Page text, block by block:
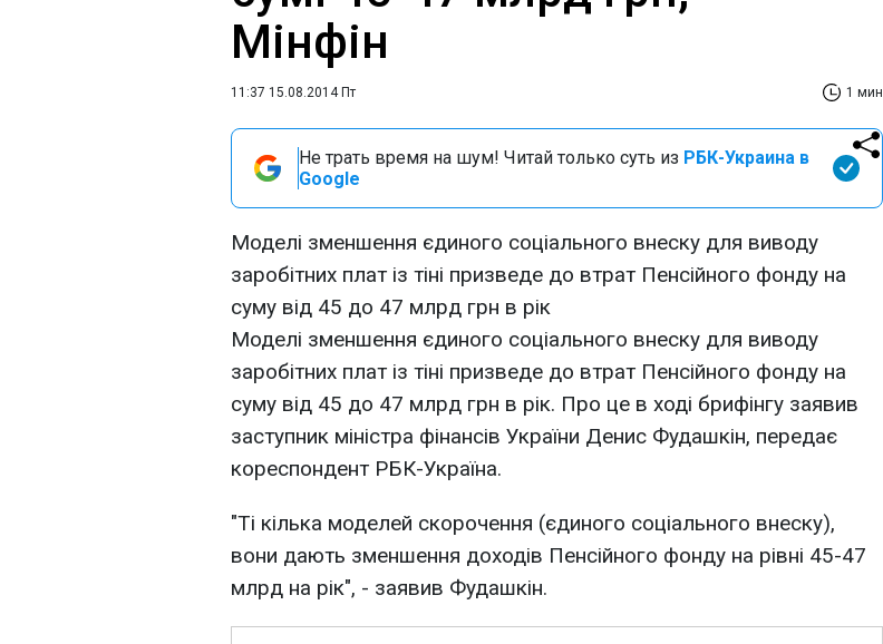
Мінфін
11:37 15.08.2014 Пт 1 мин
Не трать время на шум! Читай только суть из РБК-Украина в
Google
Моделі зменшення єдиного соціального внеску для виводу
заробітних плат із тіні призведе до втрат Пенсійного фонду на
суму від 45 до 47 млрд грн в рік
Моделі зменшення єдиного соціального внеску для виводу
заробітних плат із тіні призведе до втрат Пенсійного фонду на
суму від 45 до 47 млрд грн в рік. Про це в ході брифінгу заявив
заступник міністра фінансів України Денис Фудашкін, передає
кореспондент РБК-Україна.
"Ті кілька моделей скорочення (єдиного соціального внеску),
вони дають зменшення доходів Пенсійного фонду на рівні 45-47
млрд на рік", - заявив Фудашкін.